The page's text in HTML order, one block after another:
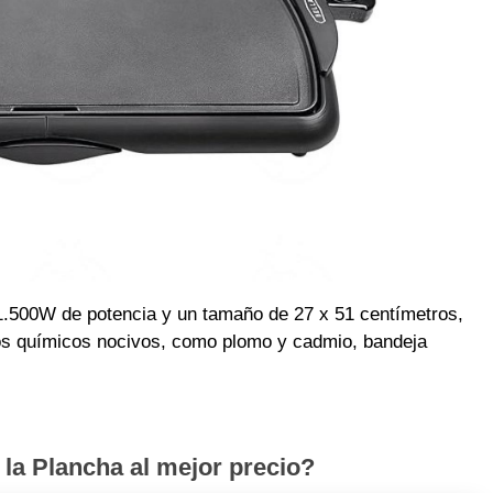
de potencia y un tamaño de 27 x 51 centímetros,
químicos nocivos, como plomo y cadmio, bandeja
Plancha al mejor precio?